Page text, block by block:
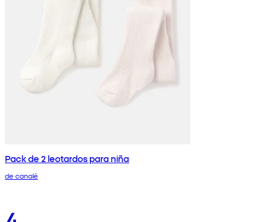
Pack de 2 leotardos para niña
de canalé